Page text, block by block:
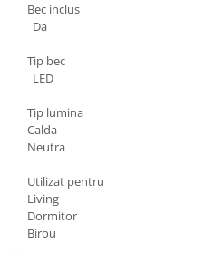
Aparataj Modular
Bticino AXOLUTE AIR
Gama Matix Bticino
Legrand Mosaic
Doze de Pardoseala Universale
Incara Legrand
Bec inclus
Da
Tip bec
LED
Tip lumina
Calda
Neutra
Utilizat pentru
Living
Dormitor
Birou